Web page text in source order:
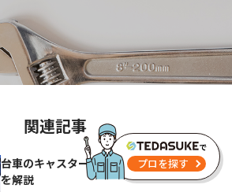
関連記事
台車のキャスター交換方法｜手順と注意点
を解説
で
プロを探す